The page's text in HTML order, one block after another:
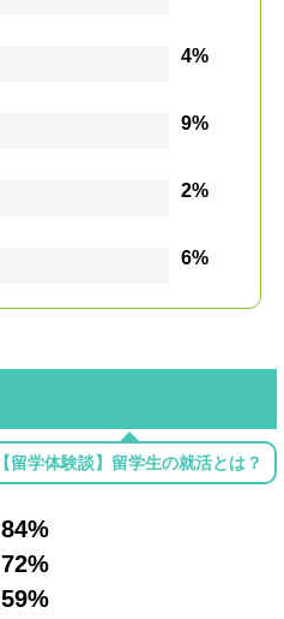
4%
9%
2%
6%
【留学体験談】留学生の就活とは？
84%
72%
59%